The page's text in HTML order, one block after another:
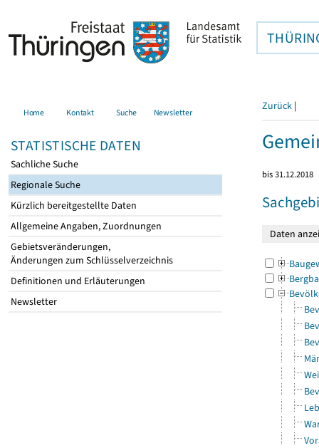
Home Kontakt Suche Newsletter
STATISTISCHE DATEN
Sachliche Suche
Regionale Suche
Kürzlich bereitgestellte Daten
Allgemeine Angaben, Zuordnungen
Gebietsveränderungen,
Änderungen zum Schlüsselverzeichnis
Definitionen und Erläuterungen
Newsletter
Zurück |
bis 31.12.2018